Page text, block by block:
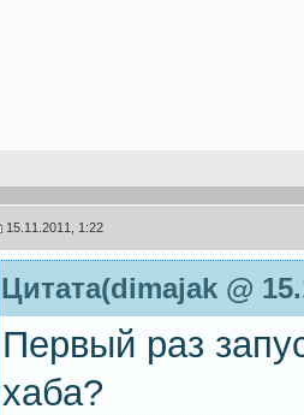
15.11.2011, 1:22
Цитата(dimajak @
Первый раз
хаба?